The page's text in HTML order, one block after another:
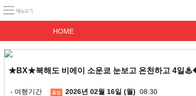
HOME
★BX★북해도 비에이 소운쿄 눈보고 온천하고 4일
여행기간 출발 2026년 02월 16일 (월) 08:30